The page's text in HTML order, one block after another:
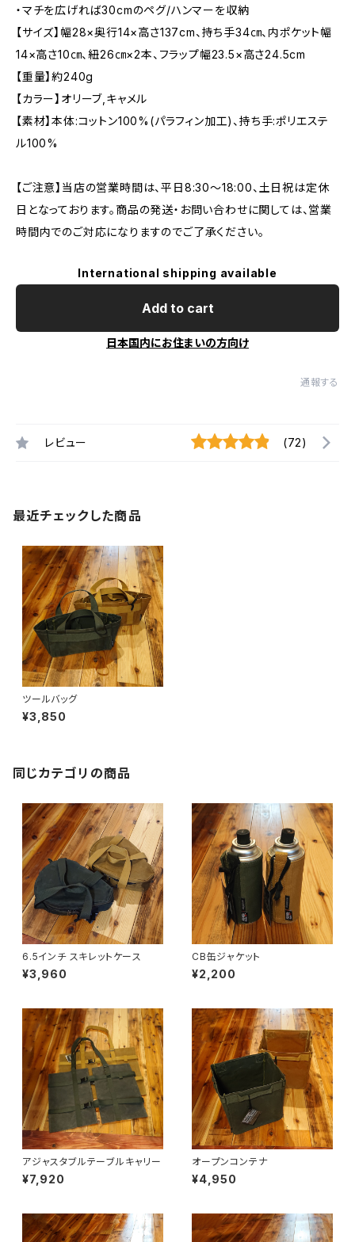
・マチを広げれば30cmのペグ/ハンマーを収納
【サイズ】幅28×奥行14×高さ137cm、持ち手34㎝、内ポケット幅
14×高さ10㎝、紐26㎝×2本、フラップ幅23.5×高さ24.5cm
【重量】約240g
【カラー】オリーブ,キャメル
【素材】本体:コットン100%(パラフィン加工)、持ち手:ポリエステ
ル100%
【ご注意】当店の営業時間は、平日8:30～18:00、土日祝は定休
日となっております。商品の発送・お問い合わせに関しては、営業
時間内でのご対応になりますのでご了承ください。
International shipping available
Add to cart
日本国内にお住まいの方向け
通報する
レビュー (72)
最近チェックした商品
ツールバッグ
¥3,850
同じカテゴリの商品
6.5インチ スキレットケース
¥3,960
CB缶ジャケット
¥2,200
アジャスタブルテーブルキャリー
¥7,920
オープンコンテナ
¥4,950